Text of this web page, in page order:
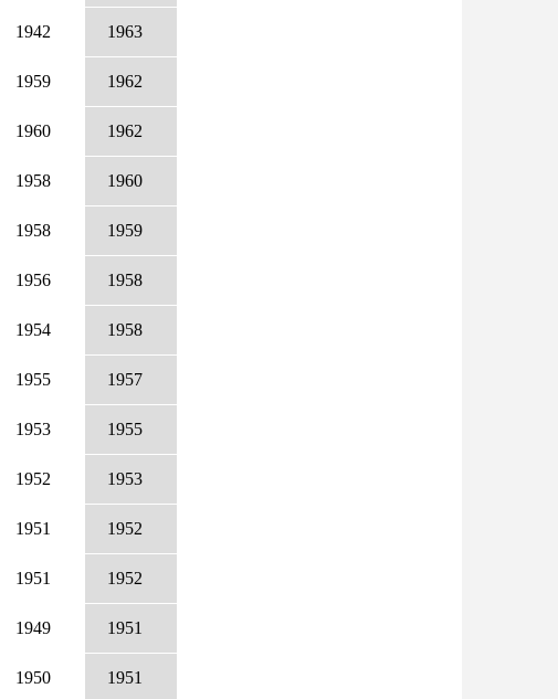
1942 1963
1959 1962
1960 1962
1958 1960
1958 1959
1956 1958
1954 1958
1955 1957
1953 1955
1952 1953
1951 1952
1951 1952
1949 1951
1950 1951